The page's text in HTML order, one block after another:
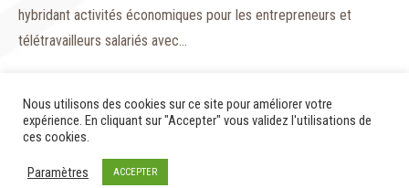
hybridant activités économiques pour les entrepreneurs et
télétravailleurs salariés avec…
© 2020 - Relais d'Entreprises
Nous utilisons des cookies sur ce site pour améliorer votre
expérience. En cliquant sur "Accepter" vous validez l'utilisations de
ces cookies.
Paramètres ACCEPTER